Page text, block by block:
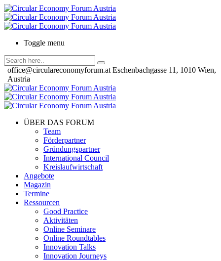
Toggle menu
office@circulareconomyforum.at Eschenbachgasse 11, 1010 Wien,
Austria
ÜBER DAS FORUM
Team
Förderpartner
Gründungspartner
International Council
Kreislaufwirtschaft
Angebote
Magazin
Termine
Ressourcen
Good Practice
Aktivitäten
Online Seminare
Online Roundtables
Innovation Talks
Innovation Journeys